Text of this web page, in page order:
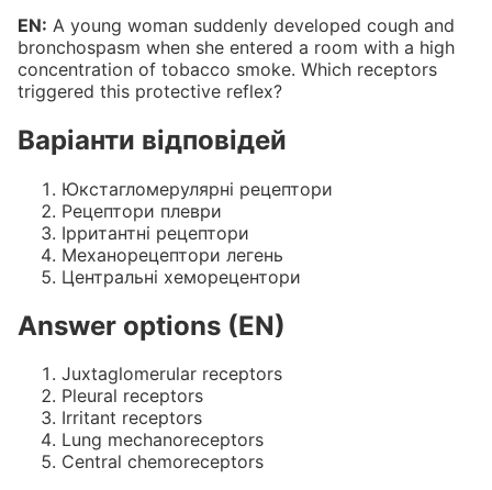
EN: A young woman suddenly developed cough and
bronchospasm when she entered a room with a high
concentration of tobacco smoke. Which receptors
triggered this protective reflex?
Варіанти відповідей
Юкстагломерулярні рецептори
Рецептори плеври
Ірритантні рецептори
Механорецептори легень
Центральні хеморецентори
Answer options (EN)
Juxtaglomerular receptors
Pleural receptors
Irritant receptors
Lung mechanoreceptors
Central chemoreceptors